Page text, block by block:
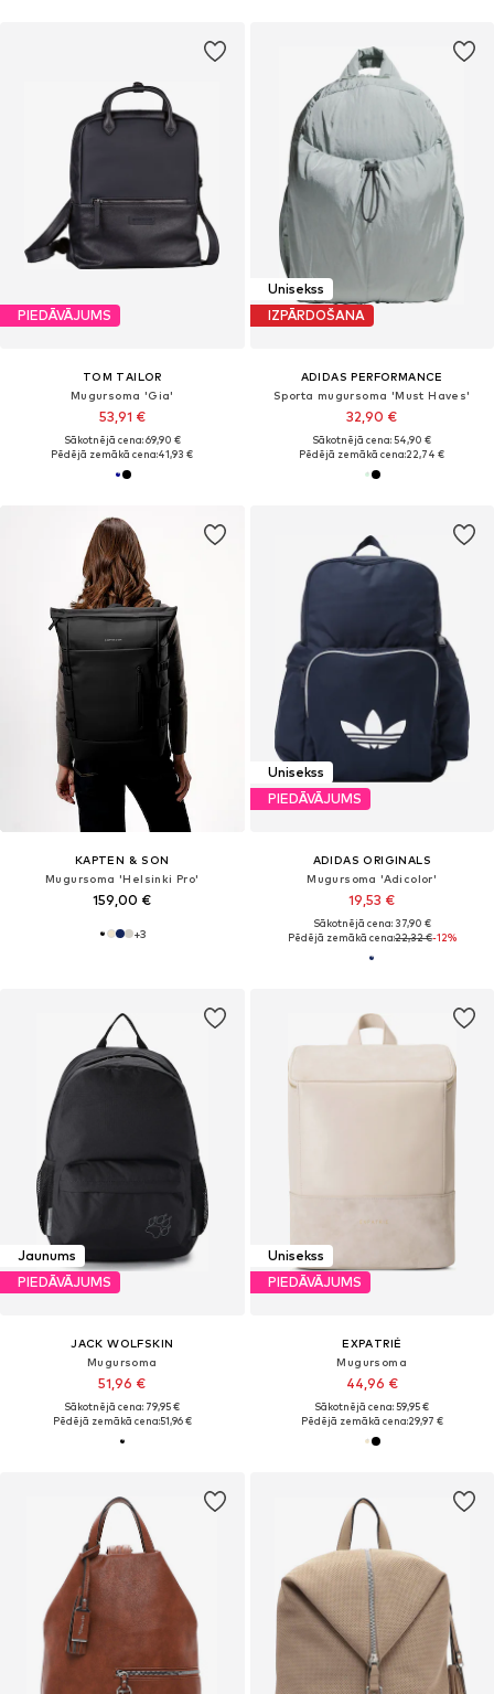
PIEDĀVĀJUMS
TOM TAILOR
Mugursoma 'Gia'
53,91 €
Sākotnējā cena: 69,90 €
Pēdējā zemākā cena:41,93 €
Unisekss
IZPĀRDOŠANA
ADIDAS PERFORMANCE
Sporta mugursoma 'Must Haves'
32,90 €
Sākotnējā cena: 54,90 €
Pēdējā zemākā cena:22,74 €
KAPTEN & SON
Mugursoma 'Helsinki Pro'
159,00 €
+3
Unisekss
PIEDĀVĀJUMS
ADIDAS ORIGINALS
Mugursoma 'Adicolor'
19,53 €
Sākotnējā cena: 37,90 €
Pēdējā zemākā cena:22,32 €-12%
Jaunums
PIEDĀVĀJUMS
JACK WOLFSKIN
Mugursoma
51,96 €
Sākotnējā cena: 79,95 €
Pēdējā zemākā cena:51,96 €
Unisekss
PIEDĀVĀJUMS
EXPATRIÉ
Mugursoma
44,96 €
Sākotnējā cena: 59,95 €
Pēdējā zemākā cena:29,97 €